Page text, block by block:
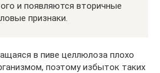
и появляются вторичные
признаки.
в пиве целлюлоза плохо
поэтому избыток таких